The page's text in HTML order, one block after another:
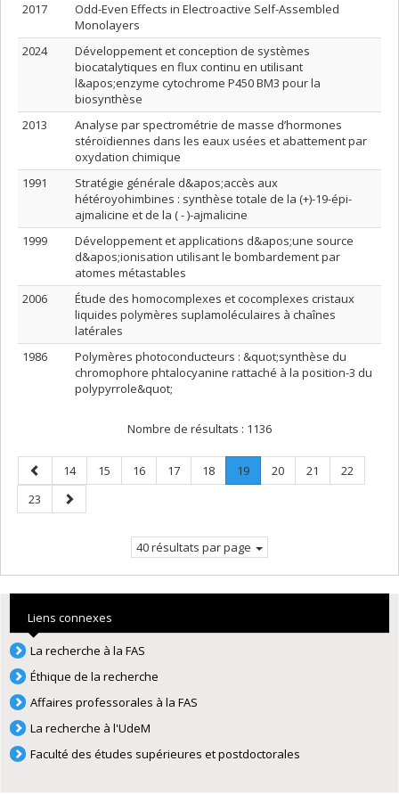
2017
Odd-Even Effects in Electroactive Self-Assembled
Monolayers
2024
Développement et conception de systèmes
biocatalytiques en flux continu en utilisant
l&apos;enzyme cytochrome P450 BM3 pour la
biosynthèse
2013
Analyse par spectrométrie de masse d’hormones
stéroïdiennes dans les eaux usées et abattement par
oxydation chimique
1991
Stratégie générale d&apos;accès aux
hétéroyohimbines : synthèse totale de la (+)-19-épi-
ajmalicine et de la ( - )-ajmalicine
1999
Développement et applications d&apos;une source
d&apos;ionisation utilisant le bombardement par
atomes métastables
2006
Étude des homocomplexes et cocomplexes cristaux
liquides polymères suplamoléculaires à chaînes
latérales
1986
Polymères photoconducteurs : &quot;synthèse du
chromophore phtalocyanine rattaché à la position-3 du
polypyrrole&quot;
Nombre de résultats : 1136
Page
précédente
Page
14 Page
15 Page
16 Page
17 Page
18 Page
19.
Page
Page
20 Page
21 Page
22
Page
23
Page
suivante
40 résultats par page
Liens connexes
La recherche à la FAS
Éthique de la recherche
Affaires professorales à la FAS
La recherche à l'UdeM
Faculté des études supérieures et postdoctorales